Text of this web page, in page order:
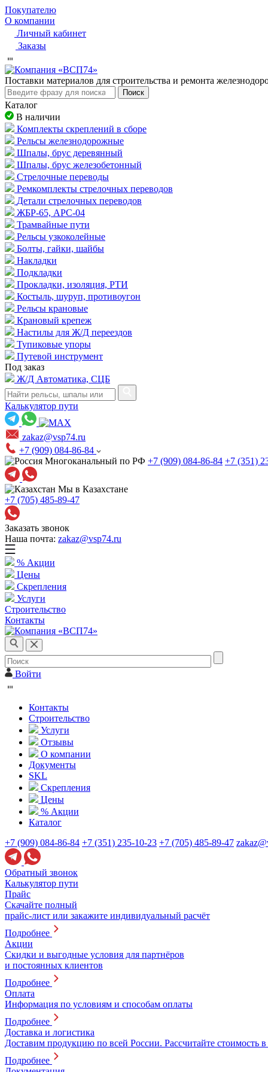
Покупателю
О компании
Личный кабинет
Заказы
Пocтaвки мaтepиaлoв для cтpoитeльcтвa и peмoнтa
Поиск
Каталог
В наличии
Комплекты скреплений в сборе
Рельсы железнодорожные
Шпалы, брус деревянный
Шпалы, брус железобетонный
Стрелочные переводы
Ремкомплекты стрелочных переводов
Детали стрелочных переводов
ЖБР-65, АРС-04
Трамвайные пути
Рельсы узкоколейные
Болты, гайки, шайбы
Накладки
Подкладки
Прокладки, изоляция, РТИ
Костыль, шуруп, противоугон
Рельсы крановые
Крановый крепеж
Настилы для Ж/Д переездов
Тупиковые упоры
Путевой инструмент
Под заказ
Ж/Д Автоматика, СЦБ
Калькулятор пути
zakaz@vsp74.ru
+7 (909) 084-86-84
Многоканальный по РФ +7 (909) 084-86-84 +7 (351)
Мы в Казахстане
+7 (705) 485-89-47
Заказать звонок
Наша почта: zakaz@vsp74.ru
% Акции
Цены
Скрепления
Услуги
Строительство
Контакты
Войти
Контакты
Строительство
Услуги
Отзывы
О компании
Документы
SKL
Скрепления
Цены
% Акции
Каталог
+7 (909) 084-86-84 +7 (351) 235-10-23 +7 (705) 485-89-47
Обратный звонок
Калькулятор пути
Прайс
Скачайте полный
прайс-лист или закажите индивидуальный расчёт
Подробнее
Акции
Скидки и выгодные условия для партнёров
и постоянных клиентов
Подробнее
Оплата
Информация по условиям и способам оплаты
Подробнее
Доставка и логистика
Доставим продукцию по всей России. Рассчитайте стоимость в
Подробнее